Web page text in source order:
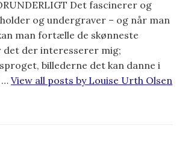
Det fascinerer og
og undergraver – og når man
man fortælle de skønneste
det der interesserer mig;
billederne det kan danne i
…View all posts by Louise Urth Olsen